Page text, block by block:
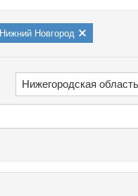
Нижний Новгород
Нижегородская область